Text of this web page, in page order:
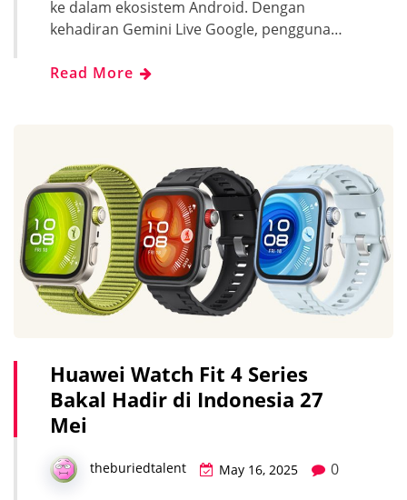
ke dalam ekosistem Android. Dengan
kehadiran Gemini Live Google, pengguna…
Read More
Huawei Watch Fit 4 Series
Bakal Hadir di Indonesia 27
Mei
theburiedtalent May 16, 2025 0